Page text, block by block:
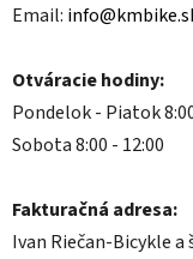
Email:
Otváracie hodiny:
Pondelok - Piatok
Sobota 8:00 - 12:00
Fakturačná adresa:
Ivan Riečan-Bicykle